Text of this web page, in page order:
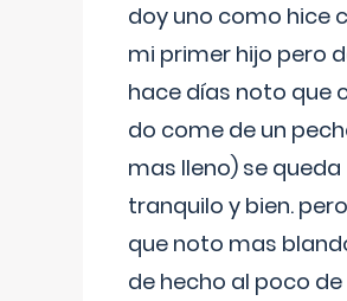
doy uno como hice
mi primer hijo pero
hace días noto que
do come de un
mas lleno) se queda
tranquilo y bien.
que noto mas
de hecho al poco de